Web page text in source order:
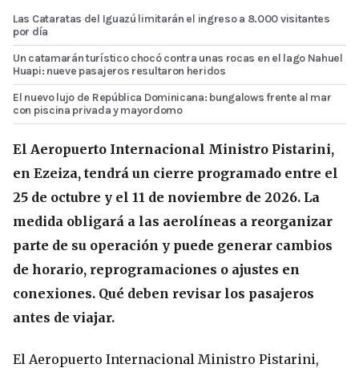
Las Cataratas del Iguazú limitarán el ingreso a 8.000 visitantes
por día
Un catamarán turístico chocó contra unas rocas en el lago Nahuel
Huapi: nueve pasajeros resultaron heridos
El nuevo lujo de República Dominicana: bungalows frente al mar
con piscina privada y mayordomo
El Aeropuerto Internacional Ministro Pistarini,
en Ezeiza, tendrá un cierre programado entre el
25 de octubre y el 11 de noviembre de 2026. La
medida obligará a las aerolíneas a reorganizar
parte de su operación y puede generar cambios
de horario, reprogramaciones o ajustes en
conexiones. Qué deben revisar los pasajeros
antes de viajar.
El Aeropuerto Internacional Ministro Pistarini,